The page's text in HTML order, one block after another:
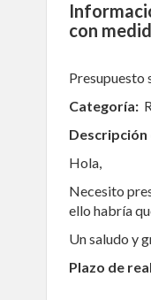
con
Presupuesto
Categoría:
Hola,
Necesito
ello habría
Un saludo y
Plazo de